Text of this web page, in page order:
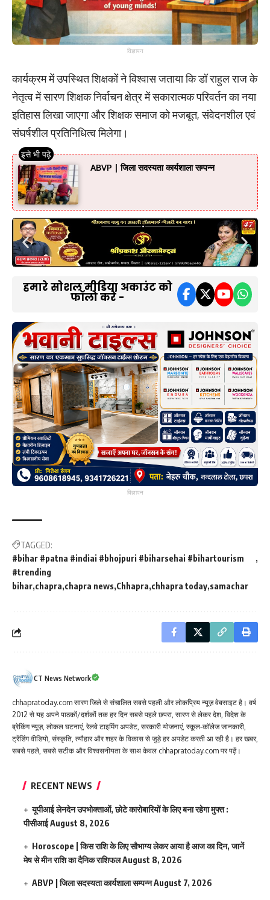
विज्ञापन
कार्यक्रम में उपस्थित शिक्षकों ने विश्वास जताया कि डॉ राहुल राज के
नेतृत्व में सारण शिक्षक निर्वाचन क्षेत्र में सकारात्मक परिवर्तन का नया
इतिहास लिखा जाएगा और शिक्षक समाज को मजबूत, संवेदनशील एवं
संघर्षशील प्रतिनिधित्व मिलेगा।
ABVP | जिला सदस्यता कार्यशाला सम्पन्न
हमारे सोशल मीडिया अकाउंट को
फॉलो करें -
विज्ञापन
TAGGED:
#bihar #patna #indiai #bhojpuri #biharsehai #bihartourism
#trending
bihar chapra chapra news Chhapra chhapra today samachar
CT News Network
chhapratoday.com सारण जिले से संचालित सबसे पहली और लोकप्रिय न्यूज़ वेबसाइट है। वर्ष
2012 से यह अपने पाठकों/दर्शकों तक हर दिन सबसे पहले छपरा, सारण से लेकर देश, विदेश के
ब्रेकिंग न्यूज़, लोकल घटनाएं, रेलवे टाइमिंग अपडेट, सरकारी योजनाएं, स्कूल-कॉलेज जानकारी,
ट्रेंडिंग वीडियो, संस्कृति, त्यौहार और शहर के विकास से जुड़े हर अपडेट करती आ रही है। हर खबर,
सबसे पहले, सबसे सटीक और विश्वसनीयता के साथ केवल chhapratoday.com पर पढ़ें।
RECENT NEWS
यूपीआई लेनदेन उपभोक्ताओं, छोटे कारोबारियों के लिए बना रहेगा मुफ्त :
पीसीआईAugust 8, 2026
Horoscope | किस राशि के लिए सौभाग्य लेकर आया है आज का दिन, जानें
मेष से मीन राशि का दैनिक राशिफलAugust 8, 2026
ABVP | जिला सदस्यता कार्यशाला सम्पन्नAugust 7, 2026